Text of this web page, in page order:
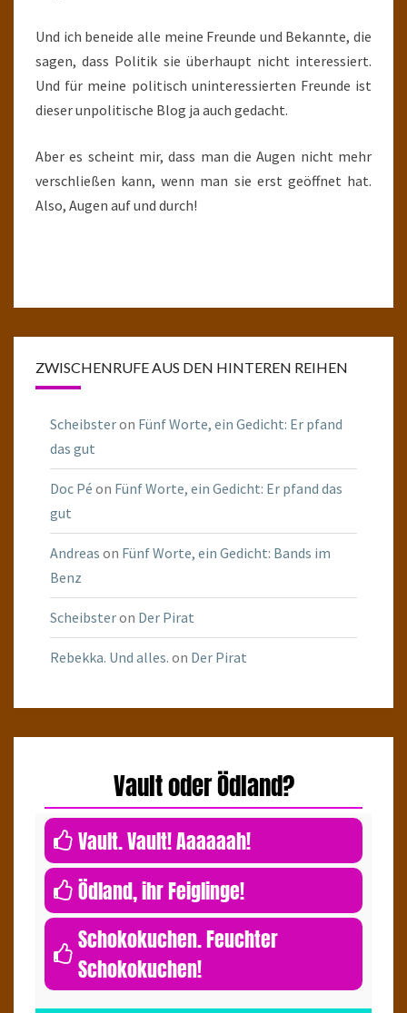
Und ich beneide alle meine Freunde und Bekannte, die
sagen, dass Politik sie überhaupt nicht interessiert.
Und für meine politisch uninteressierten Freunde ist
dieser unpolitische Blog ja auch gedacht.
Aber es scheint mir, dass man die Augen nicht mehr
verschließen kann, wenn man sie erst geöffnet hat.
Also, Augen auf und durch!
ZWISCHENRUFE AUS DEN HINTEREN REIHEN
Scheibsteron Fünf Worte, ein Gedicht: Er pfand
das gut
Doc Pé on Fünf Worte, ein Gedicht: Er pfand das
gut
Andreas on Fünf Worte, ein Gedicht: Bands im
Benz
Scheibsteron Der Pirat
Rebekka. Und alles. on Der Pirat
Vault oder Ödland?
Vault. Vault! Aaaaaah!
Ödland, ihr Feiglinge!
Schokokuchen. Feuchter
Schokokuchen!